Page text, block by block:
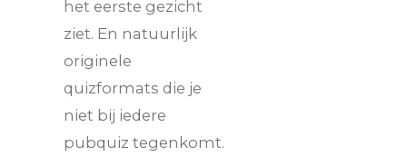
het eerste gezicht
ziet. En natuurlijk
originele
quizformats die je
niet bij iedere
pubquiz tegenkomt.